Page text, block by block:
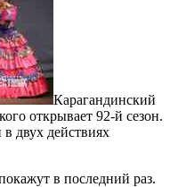
Карагандинский
открывает 92-й сезон.
двух действиях
в последний раз.